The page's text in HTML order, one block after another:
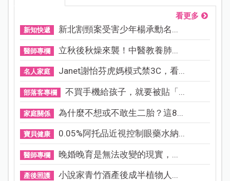
看更多
新知快遞 新北割頸案受害少年楊承勳名...
醫師專欄 立秋後秋燥來襲！中醫教養肺...
名人家庭 Janet謝怡芬虎媽模式禁3C，看...
部落客專欄 不買手機給孩子，就要被貼「...
家庭關係 為什麼不想或不敢生二胎？這8...
寶貝健康 0.05%阿托品近視控制眼藥水納...
醫師專欄 晚婚晚育是無法改變的現實，...
產後照護 小說家青竹酒產後成半植物人...